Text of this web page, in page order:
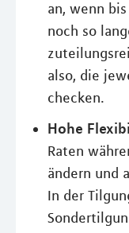
an, wenn
noch so
also, die
checken.
Hohe
Raten
ändern und
In der